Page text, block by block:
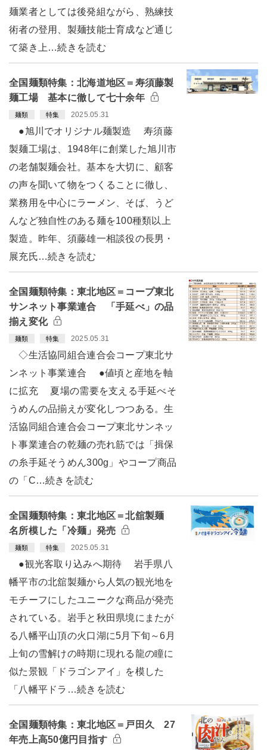
麺業者としては後発組ながら、熟練技
術者の登用、製麺技能士育成など通じ
て築き上…続きを読む
全国麺類特集：北海道地区＝寿須藤製
麺工場 基本に徹して七十余年
麺類 特集 2025.05.31
●旭川でオリジナル麺製造 寿須藤
製麺工場は、1948年に創業した旭川市
の老舗製麺会社。基本を大切に、顧客
の声を聞いて物をつくることに徹し、
業務用を中心にラーメン、そば、うど
んなど独自性のある麺を100種類以上
製造。昨年、須藤雄一相談役の長男・
展充氏…続きを読む
全国麺類特集：東北地区＝コープ東北
サンネット事業連合 「手延べ」の品
揃え変化
麺類 特集 2025.05.31
◇生活協同組合連合会コープ東北サ
ンネット事業連合 ●値頃と産地を軸
に拡充 夏場の需要を支える手延べそ
うめんの品揃えが変化しつつある。生
活協同組合連合会コープ東北サンネッ
ト事業連合の乾麺の売れ筋では「揖保
の糸手延そうめん300g」やコープ商品
の「C…続きを読む
全国麺類特集：東北地区＝北舘製麺
名所模した「冷麺」発売
麺類 特集 2025.05.31
●観光客取り込みへ期待 岩手県八
幡平市の北舘製麺から人気の観光地を
モチーフにしたユニークな商品が発売
されている。岩手と秋田県境にまたが
る八幡平山頂の火口湖に5月下旬～6月
上旬の雪解けの時期に現れる龍の瞳に
似た景観「ドラゴンアイ」を模した
「八幡平ドラ…続きを読む
全国麺類特集：東北地区＝戸田久 27
年売上高50億円目指す